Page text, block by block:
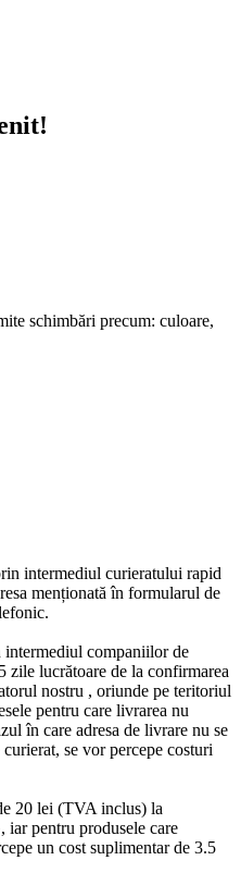
schimbări precum: culoare,
intermediul curieratului rapid
menționată în formularul de
intermediul companiilor de
zile lucrătoare de la confirmarea
nostru , oriunde pe teritoriul
pentru care livrarea nu
în care adresa de livrare nu se
se vor percepe costuri
20 lei (TVA inclus) la
iar pentru produsele care
un cost suplimentar de 3.5